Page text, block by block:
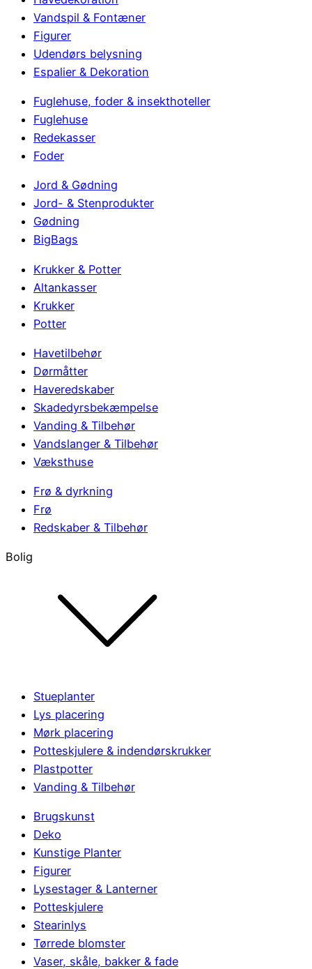
Vandspil & Fontæner
Figurer
Udendørs belysning
Espalier & Dekoration
Fuglehuse, foder & insekthoteller
Fuglehuse
Redekasser
Foder
Jord & Gødning
Jord- & Stenprodukter
Gødning
BigBags
Krukker & Potter
Altankasser
Krukker
Potter
Havetilbehør
Dørmåtter
Haveredskaber
Skadedyrsbekæmpelse
Vanding & Tilbehør
Vandslanger & Tilbehør
Væksthuse
Frø & dyrkning
Frø
Redskaber & Tilbehør
Bolig
Stueplanter
Lys placering
Mørk placering
Potteskjulere & indendørskrukker
Plastpotter
Vanding & Tilbehør
Brugskunst
Deko
Kunstige Planter
Figurer
Lysestager & Lanterner
Potteskjulere
Stearinlys
Tørrede blomster
Vaser, skåle, bakker & fade